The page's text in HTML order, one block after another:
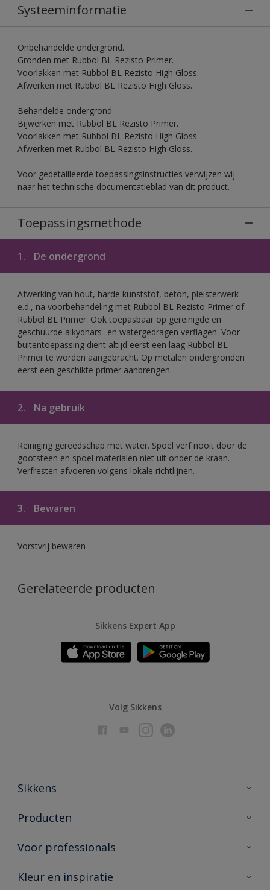
Systeeminformatie
Onbehandelde ondergrond.
Gronden met Rubbol BL Rezisto Primer.
Voorlakken met Rubbol BL Rezisto High Gloss.
Afwerken met Rubbol BL Rezisto High Gloss.
Behandelde ondergrond.
Bijwerken met Rubbol BL Rezisto Primer.
Voorlakken met Rubbol BL Rezisto High Gloss.
Afwerken met Rubbol BL Rezisto High Gloss.
Voor gedetailleerde toepassingsinstructies verwijzen wij
naar het technische documentatieblad van dit product.
Toepassingsmethode
1. De ondergrond
Afwerking van hout, harde kunststof, beton, pleisterwerk
e.d., na voorbehandeling met Rubbol BL Rezisto Primer of
Rubbol BL Primer. Ook toepasbaar op gereinigde en
geschuurde alkydhars- en watergedragen verflagen. Voor
buitentoepassing dient altijd eerst een laag Rubbol BL
Primer te worden aangebracht. Op metalen ondergronden
eerst een geschikte primer aanbrengen.
2. Na gebruik
Reiniging gereedschap met water. Spoel verf nooit door de
gootsteen en spoel materialen niet uit onder de kraan.
Verfresten afvoeren volgens lokale richtlijnen.
3. Bewaren
Vorstvrij bewaren
Gerelateerde producten
Sikkens Expert App
Volg Sikkens
Sikkens
Over Sikkens
Duurzaamheid
Producten
Producten voor binnen
Vind je verkooppunt
Voor professionals
Advies & service
Kleur en inspiratie